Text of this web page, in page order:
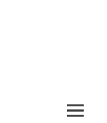
MENU